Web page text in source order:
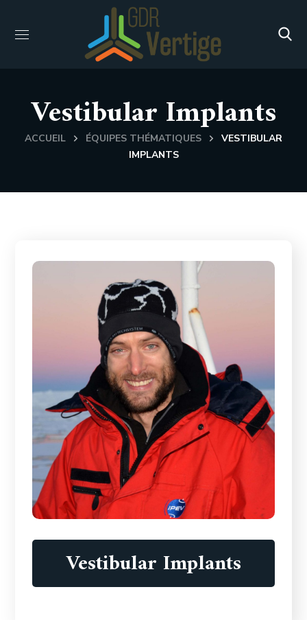
Vestibular Implants
ACCUEIL ÉQUIPES THÉMATIQUES
VESTIBULAR
IMPLANTS
Vestibular Implants